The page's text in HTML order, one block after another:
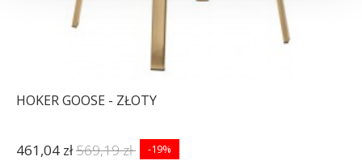
HOKER GOOSE - ZŁOTY
461,04 zł569,19 zł -19%